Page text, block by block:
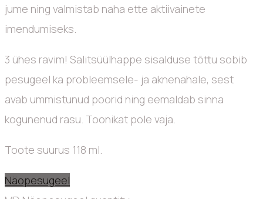
jume ning valmistab naha ette aktiivainete
imendumiseks.
3 ühes ravim! Salitsüülhappe sisalduse tõttu sobib
pesugeel ka probleemsele- ja aknenahale, sest
avab ummistunud poorid ning eemaldab sinna
kogunenud rasu. Toonikat pole vaja.
Toote suurus 118 ml.
Näopesugeel